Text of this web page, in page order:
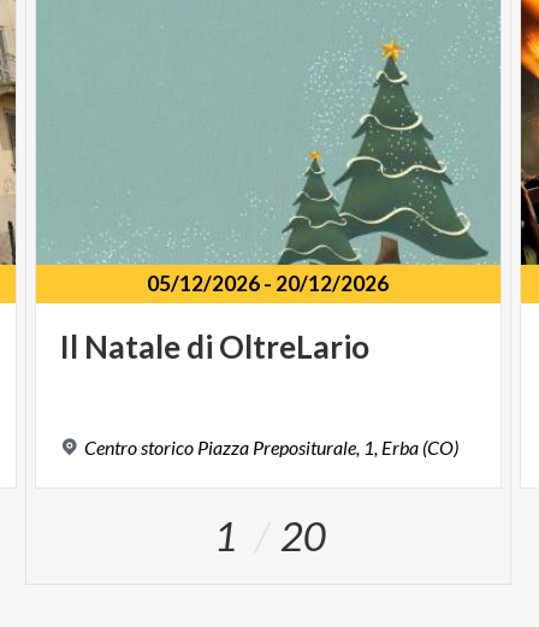
05/12/2026- 20/12/2026
Il Nataledi OltreLario
Centrostorico Piazza Prepositurale, 1, Erba (CO)
1 20